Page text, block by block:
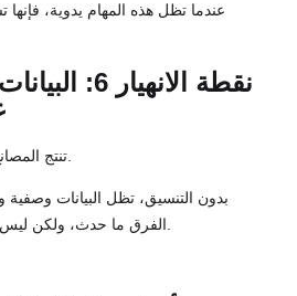
عندما تظل هذه المهام يدوية، فإنها
نقطة
بدون التنسيق، تظل البيانات وصفية